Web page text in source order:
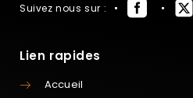
Suivez nous sur :
Lien rapides
Accueil